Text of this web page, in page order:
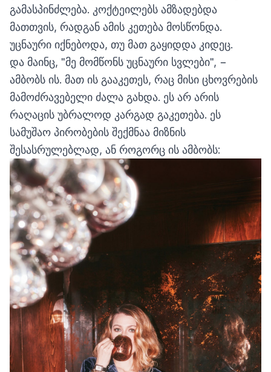
გამასპინძლება. კოქტეილებს ამზადებდა
მათთვის, რადგან ამის კეთება მოსწონდა.
უცნაური იქნებოდა, თუ მათ გაყიდდა კიდეც.
და მაინც, "მე მომწონს უცნაური სვლები", −
ამბობს ის. მათ ის გააკეთეს, რაც მისი ცხოვრების
მამოძრავებელი ძალა გახდა. ეს არ არის
რაღაცის უბრალოდ კარგად გაკეთება. ეს
სამუშაო პირობების შექმნაა მიზნის
შესასრულებლად, ან როგორც ის ამბობს: